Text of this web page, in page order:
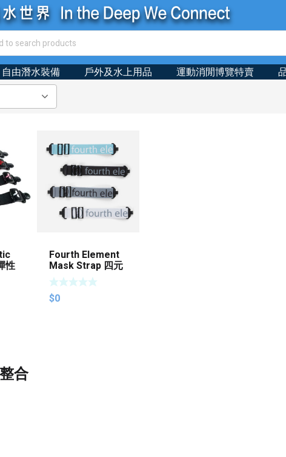
自由潛水裝備 戶外及水上用品 運動消閒博覽特賣
性
Fourth Element
Mask Strap 四元
素 面鏡帶
$0
合